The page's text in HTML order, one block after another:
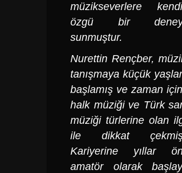
müzikseverlere
özgü bir
sunmuştur.
Nurettin Rençber,
tanışmaya küçük
başlamış ve zaman
halk müziği ve Türk
müziği türlerine olan
ile dikkat
Kariyerine yıllar
amatör olarak